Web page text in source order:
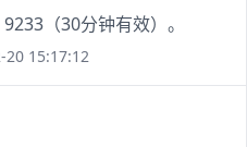
（30分钟有效）。
20 15:17:12